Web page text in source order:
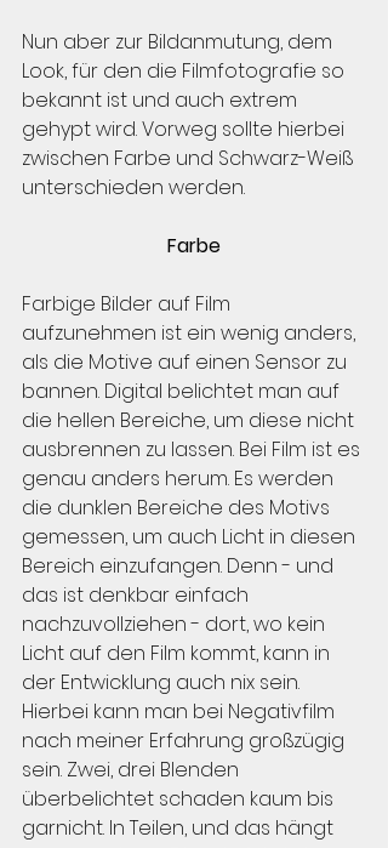
Nun aber zur Bildanmutung, dem
Look, für den die Filmfotografie so
bekannt ist und auch extrem
gehypt wird. Vorweg sollte hierbei
zwischen Farbe und Schwarz-Weiß
unterschieden werden.
Farbe
Farbige Bilder auf Film
aufzunehmen ist ein wenig anders,
als die Motive auf einen Sensor zu
bannen. Digital belichtet man auf
die hellen Bereiche, um diese nicht
ausbrennen zu lassen. Bei Film ist es
genau anders herum. Es werden
die dunklen Bereiche des Motivs
gemessen, um auch Licht in diesen
Bereich einzufangen. Denn - und
das ist denkbar einfach
nachzuvollziehen - dort, wo kein
Licht auf den Film kommt, kann in
der Entwicklung auch nix sein.
Hierbei kann man bei Negativfilm
nach meiner Erfahrung großzügig
sein. Zwei, drei Blenden
überbelichtet schaden kaum bis
garnicht. In Teilen, und das hängt